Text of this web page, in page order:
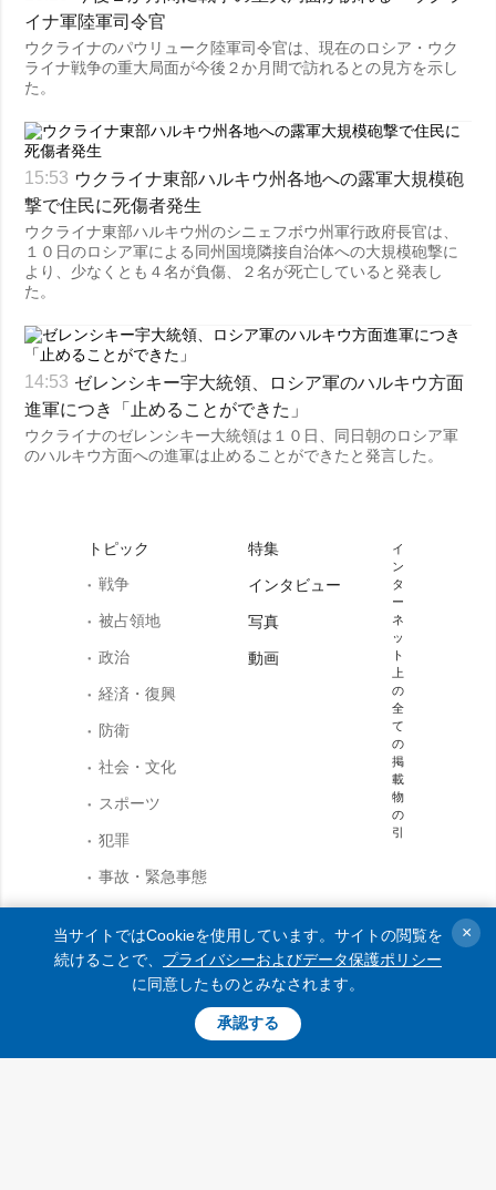
イナ軍陸軍司令官
ウクライナのパウリューク陸軍司令官は、現在のロシア・ウク
ライナ戦争の重大局面が今後２か月間で訪れるとの見方を示し
た。
15:53 ウクライナ東部ハルキウ州各地への露軍大規模砲
撃で住民に死傷者発生
ウクライナ東部ハルキウ州のシニェフボウ州軍行政府長官は、
１０日のロシア軍による同州国境隣接自治体への大規模砲撃に
より、少なくとも４名が負傷、２名が死亡していると発表し
た。
14:53 ゼレンシキー宇大統領、ロシア軍のハルキウ方面
進軍につき「止めることができた」
ウクライナのゼレンシキー大統領は１０日、同日朝のロシア軍
のハルキウ方面への進軍は止めることができたと発言した。
トピック
戦争
被占領地
政治
経済・復興
防衛
社会・文化
スポーツ
犯罪
事故・緊急事態
ウクルインフォルム
ウクルインフォル
ムについて
特集
インタビュー
写真
動画
イ
ン
タ
ー
ネ
ッ
ト
上
の
全
て
の
掲
載
物
の
引
用・使用に際しては、検索シ
ステムに対してオープンであ
り、ukrinform.jpの第一段落よ
り上部へのハイパーリンクが
た、外国報道機関の記事の翻
訳を引用する場合は、
当サイトではCookieを使用しています。サイトの閲覧を
続けることで、 プライバシーおよびデータ保護ポリシー
に同意したものとみなされます。
承認する
×